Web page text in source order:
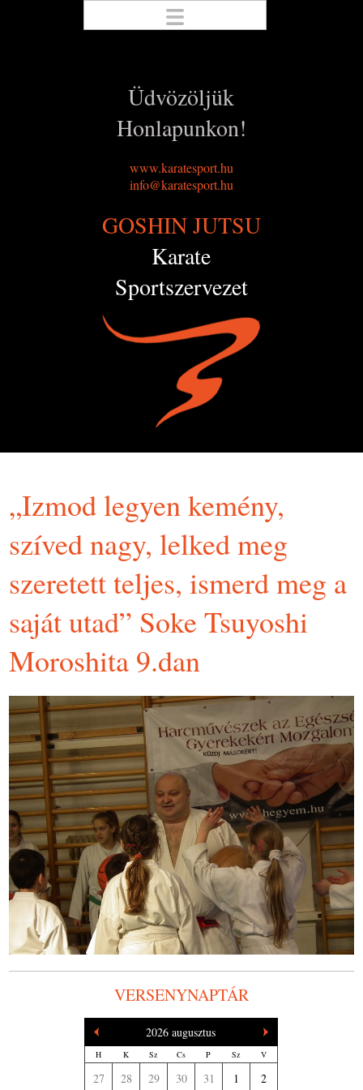
Üdvözöljük
Honlapunkon!
www.karatesport.hu
info@karatesport.hu
GOSHIN JUTSU
Karate
Sportszervezet
„Izmod legyen kemény,
szíved nagy, lelked meg
szeretett teljes, ismerd meg a
saját utad” Soke Tsuyoshi
Moroshita 9.dan
VERSENYNAPTÁR
2026 augusztus
H K Sz Cs P Sz V
27 28 29 30 31 1 2